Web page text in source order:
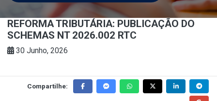
REFORMA TRIBUTÁRIA: PUBLICAÇÃO DO
SCHEMAS NT 2026.002 RTC
30 Junho, 2026
Compartilhe: